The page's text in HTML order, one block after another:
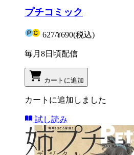
プチコミック
627/¥690(税込)
毎月8日頃配信
カートに追加
カートに追加しました
試し読み